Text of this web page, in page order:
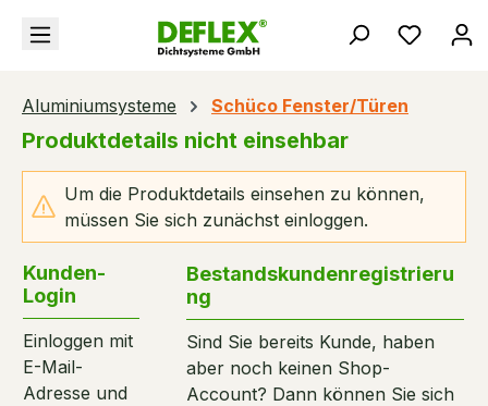
springen Du
Aluminiumsysteme Schüco Fenster/Türen
Produktdetails nicht einsehbar
Um die Produktdetails einsehen zu können,
müssen Sie sich zunächst einloggen.
Kunden-
Login
Einloggen mit
E-Mail-
Adresse und
Bestandskundenregistrieru
ng
Sind Sie bereits Kunde, haben
aber noch keinen Shop-
Account? Dann können Sie sich